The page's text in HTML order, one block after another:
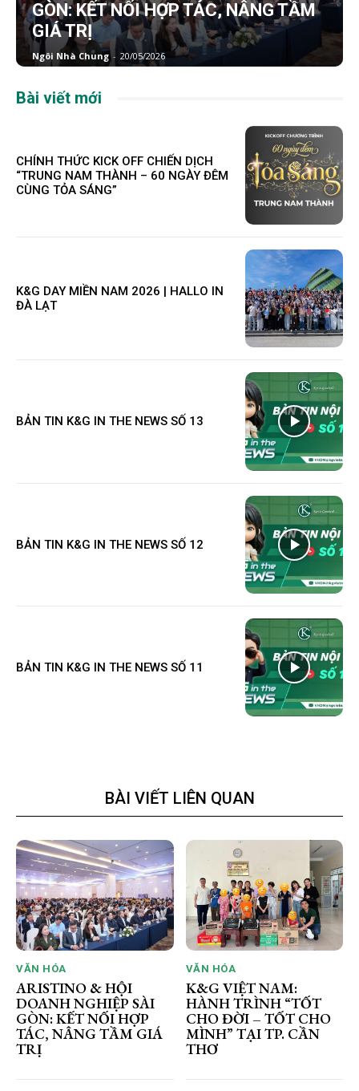
GÒN: KẾT NỐI HỢP TÁC, NÂNG TẦM
GIÁ TRỊ
Ngôi Nhà Chung - 20/05/2026
Bài viết mới
CHÍNH THỨC KICK OFF CHIẾN DỊCH
“TRUNG NAM THÀNH – 60 NGÀY ĐÊM
CÙNG TỎA SÁNG”
K&G DAY MIỀN NAM 2026 | HALLO IN
ĐÀ LẠT
BẢN TIN K&G IN THE NEWS SỐ 13
BẢN TIN K&G IN THE NEWS SỐ 12
BẢN TIN K&G IN THE NEWS SỐ 11
BÀI VIẾT LIÊN QUAN
VĂN HÓA
ARISTINO & HỘI
DOANH NGHIỆP SÀI
GÒN: KẾT NỐI HỢP
TÁC, NÂNG TẦM GIÁ
TRỊ
VĂN HÓA
K&G VIỆT NAM:
HÀNH TRÌNH “TỐT
CHO ĐỜI – TỐT CHO
MÌNH” TẠI TP. CẦN
THƠ